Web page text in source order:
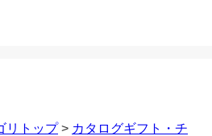
リトップ> カタログギフト・チ